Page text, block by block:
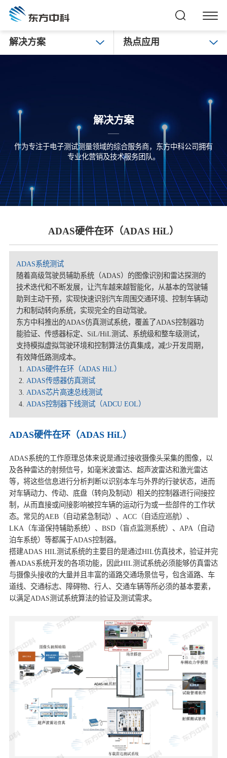
解决方案 热点应用
解决方案
作为专注于电子测试测量领域的综合服务商，东方中科公司拥有
专业化营销及技术服务团队。
ADAS硬件在环（ADAS HiL）
ADAS系统测试
随着⾼级驾驶员辅助系统（ADAS）的图像识别和雷达探测的
技术迭代和不断发展，让汽⻋越来越智能化，从基本的驾驶辅
助到主动⼲预，实现快速识别汽⻋周围交通环境、控制⻋辆动
⼒和制动转向系统，实现完全的⾃动驾驶。
东⽅中科推出的ADAS仿真测试系统，覆盖了ADAS控制器功
能验证、传感器标定、SiL/HiL测试、系统级和整⻋级测试，
⽀持模拟虚拟驾驶环境和控制算法仿真集成，减少开发周期，
有效降低路测成本。
ADAS硬件在环（ADAS HiL）
ADAS传感器仿真测试
ADAS芯片高速总线测试
ADAS控制器下线测试（ADCU EOL）
ADAS硬件在环（ADAS HiL）
ADAS系统的工作原理总体来说是通过接收摄像头采集的图像，以
及各种雷达的射频信号，如毫米波雷达、超声波雷达和激光雷达
等，将这些信息进行分析判断以识别本车与外界的行驶状态，进而
对车辆动力、传动、底盘（转向及制动）相关的控制器进行间接控
制，从而直接或间接影响被控车辆的运动行为或一些部件的工作状
态。常见的AEB（自动紧急制动）、ACC（自适应巡航）、
LKA（车道保持辅助系统）、BSD（盲点监测系统）、APA（自动
泊车系统）等都属于ADAS控制器。
搭建ADAS HIL测试系统的主要目的是通过HIL仿真技术，验证并完
善ADAS系统开发的各项功能，因此HIL测试系统必须能够仿真雷达
与摄像头接收的大量并且丰富的道路交通场景信号，包含道路、车
道线、交通标志、障碍物、行人、交通车辆等所必须的基本要素，
以满足ADAS测试系统算法的验证及测试需求。